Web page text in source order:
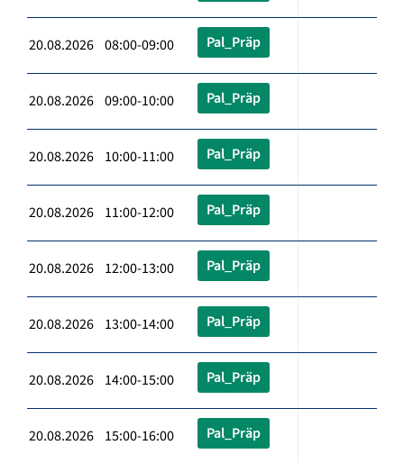
20.08.2026 08:00-09:00 Pal_Präp
20.08.2026 09:00-10:00 Pal_Präp
20.08.2026 10:00-11:00 Pal_Präp
20.08.2026 11:00-12:00 Pal_Präp
20.08.2026 12:00-13:00 Pal_Präp
20.08.2026 13:00-14:00 Pal_Präp
20.08.2026 14:00-15:00 Pal_Präp
20.08.2026 15:00-16:00 Pal_Präp